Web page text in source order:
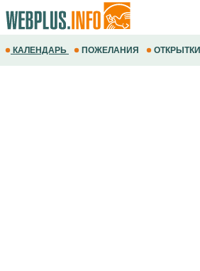
КАЛЕНДАРЬ ПОЖЕЛАНИЯ ОТКРЫТКИ